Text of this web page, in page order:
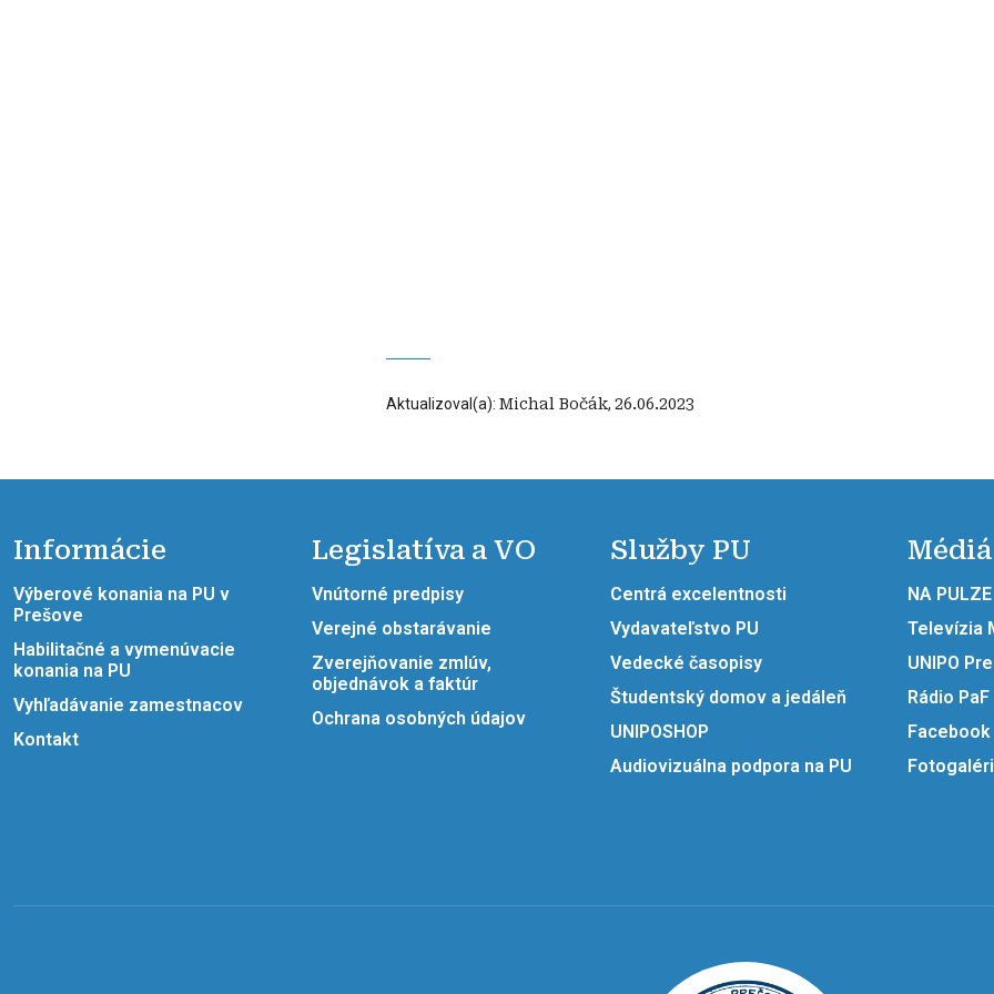
Aktualizoval(a): Michal Bočák, 26.06.2023
Informácie
Výberové konania na PU v
Prešove
Habilitačné a vymenúvacie
konania na PU
Vyhľadávanie zamestnacov
Kontakt
Legislatíva a VO
Vnútorné predpisy
Verejné obstarávanie
Zverejňovanie zmlúv,
objednávok a faktúr
Ochrana osobných údajov
Služby PU
Centrá excelentnosti
Vydavateľstvo PU
Vedecké časopisy
Študentský domov a jedáleň
UNIPOSHOP
Audiovizuálna podpora na PU
Médiá
NA PULZE
Televízia
UNIPO
Rádio PaF
Facebook